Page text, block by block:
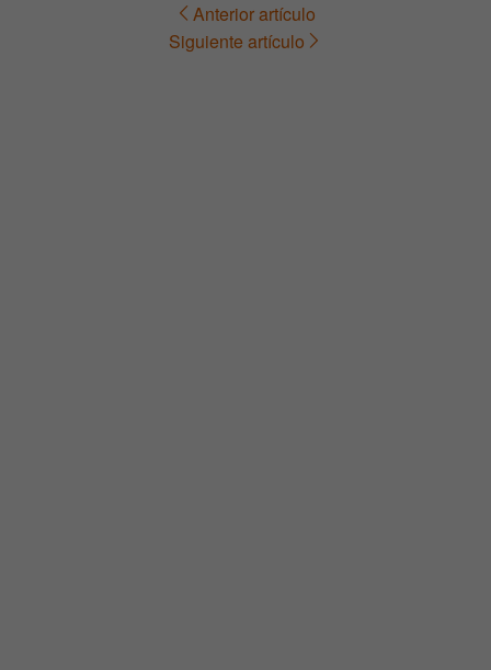
Navegación Anterior artículo
Siguiente artículo